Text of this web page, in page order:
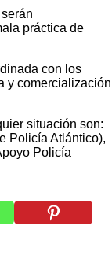
práctica de
con los
y comercialización
situación son:
Policía Atlántico),
Policía